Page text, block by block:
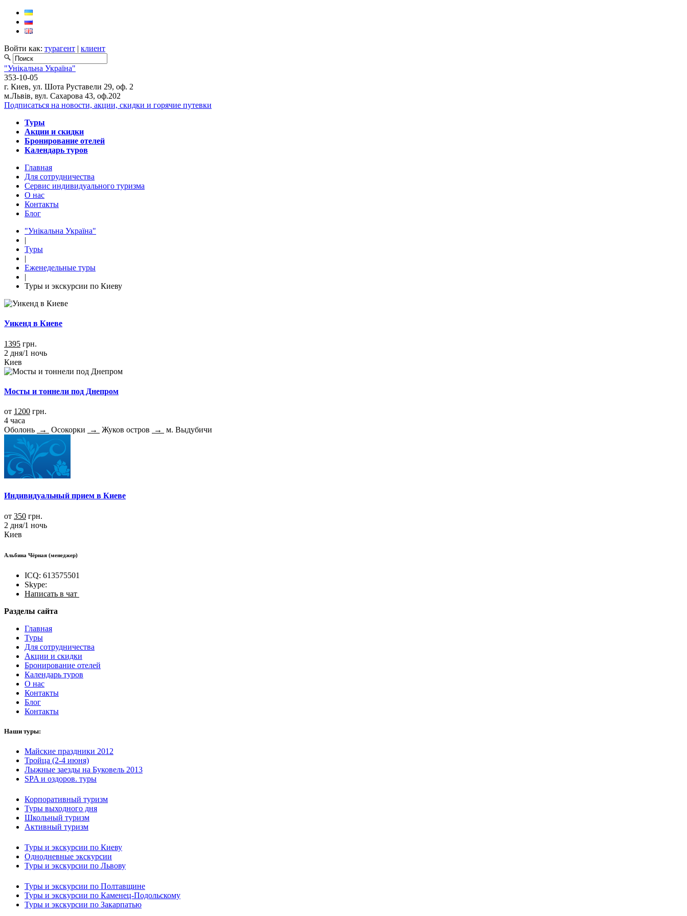
Войти как: турагент | клиент
"Унікальна Україна"
353-10-05
г. Киев, ул. Шота Руставели 29, оф. 2
м.Львів, вул. Сахарова 43, оф.202
Подписаться на новости, акции, скидки и горячие путевки
Туры
Акции и скидки
Бронирование отелей
Календарь туров
Главная
Для сотрудничества
Сервис индивидуального туризма
О нас
Контакты
Блог
"Унікальна Україна"
|
Туры
|
Еженедельные туры
|
Туры и экскурсии по Киеву
Уикенд в Киеве
1395 грн.
2 дня/1 ночь
Киев
Мосты и тоннели под Днепром
от 1200 грн.
4 часа
Оболонь
→ Осокорки → Жуков остров → м. Выдубичи
Индивидуальный прием в Киеве
от 350 грн.
2 дня/1 ночь
Киев
Альбина Чёрная (менеджер)
ICQ: 613575501
Skype:
Написать в чат
Разделы сайта
Главная
Туры
Для сотрудничества
Акции и скидки
Бронирование отелей
Календарь туров
О нас
Контакты
Блог
Контакты
Наши туры:
Майские праздники 2012
Тройца (2-4 июня)
Лыжные заезды на Буковель 2013
SPA и оздоров. туры
Корпоративный туризм
Туры выходного дня
Школьный туризм
Активный туризм
Туры и экскурсии по Киеву
Однодневные экскурсии
Туры и экскурсии по Львову
Туры и экскурсии по Полтавщине
Туры и экскурсии по Каменец-Подольскому
Туры и экскурсии по Закарпатью